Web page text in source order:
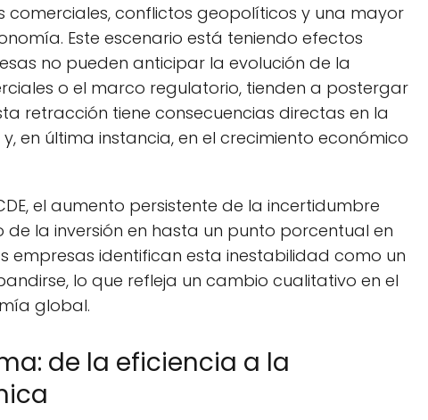
comerciales, conflictos geopolíticos y una mayor
Este escenario está teniendo efectos
no pueden anticipar la evolución de la
o el marco regulatorio, tienden a postergar
retracción tiene consecuencias directas en la
en última instancia, en el crecimiento económico
el aumento persistente de la incertidumbre
la inversión en hasta un punto porcentual en
empresas identifican esta inestabilidad como un
lo que refleja un cambio cualitativo en el
global.
de la eficiencia a la